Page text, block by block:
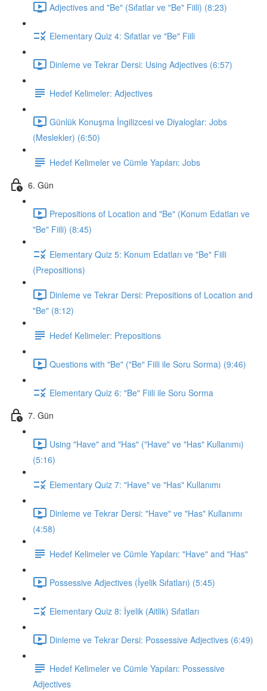
Adjectives and "Be" (Sıfatlar ve "Be" Fiili) (8:23)
Elementary Quiz 4: Sıfatlar ve "Be" Fiili
Dinleme ve Tekrar Dersi: Using Adjectives (6:57)
Hedef Kelimeler: Adjectives
Günlük Konuşma İngilizcesi ve Diyaloglar: Jobs
(Meslekler) (6:50)
Hedef Kelimeler ve Cümle Yapıları: Jobs
6. Gün
Prepositions of Location and "Be" (Konum Edatları ve
"Be" Fiili) (8:45)
Elementary Quiz 5: Konum Edatları ve "Be" Fiili
(Prepositions)
Dinleme ve Tekrar Dersi: Prepositions of Location and
"Be" (8:12)
Hedef Kelimeler: Prepositions
Questions with "Be" ("Be" Fiili ile Soru Sorma) (9:46)
Elementary Quiz 6: "Be" Fiili ile Soru Sorma
7. Gün
Using "Have" and "Has" ("Have" ve "Has" Kullanımı)
(5:16)
Elementary Quiz 7: "Have" ve "Has" Kullanımı
Dinleme ve Tekrar Dersi: "Have" ve "Has" Kullanımı
(4:58)
Hedef Kelimeler ve Cümle Yapıları: "Have" and "Has"
Possessive Adjectives (İyelik Sıfatları) (5:45)
Elementary Quiz 8: İyelik (Aitlik) Sıfatları
Dinleme ve Tekrar Dersi: Possessive Adjectives (6:49)
Hedef Kelimeler ve Cümle Yapıları: Possessive
Adjectives